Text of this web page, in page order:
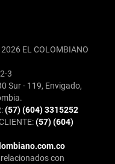
EL COLOMBIANO
3
Sur - 119, Envigado,
(57) (604) 3315252
(57) (604)
con